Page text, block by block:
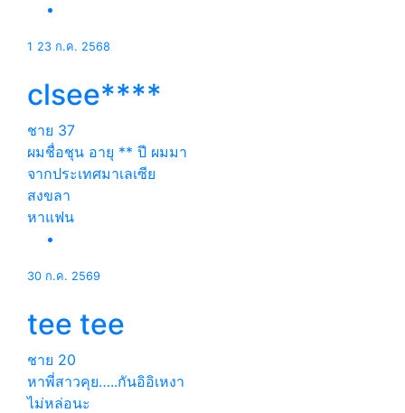
1 23 ก.ค. 2568
clsee****
ชาย 37
ผมชื่อชุน อายุ ** ปี ผมมา
จากประเทศมาเลเซีย
สงขลา
หาแฟน
30 ก.ค. 2569
tee tee
ชาย 20
หาพี่สาวคุย…..กันอิอิเหงา
ไม่หล่อนะ